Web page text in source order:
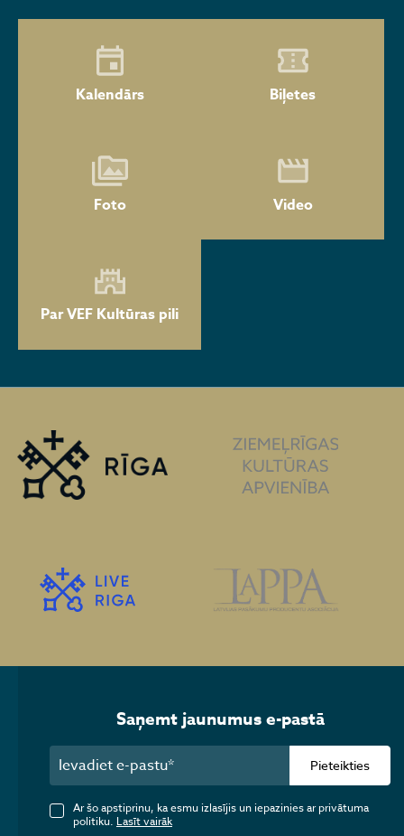
Kalendārs Biļetes
Foto Video
Par VEF Kultūras pili
Saņemt jaunumus e-pastā
Pieteikties
Ar šo apstiprinu, ka esmu izlasījis un iepazinies ar privātuma
politiku. Lasīt vairāk